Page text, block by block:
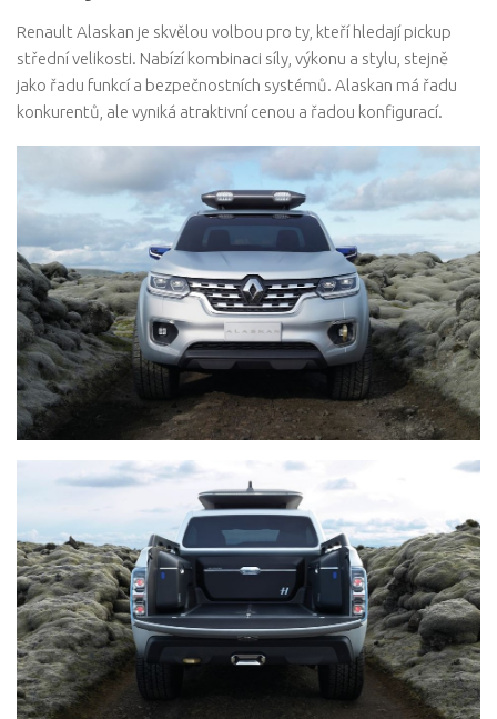
Renault Alaskan je skvělou volbou pro ty, kteří hledají pickup
střední velikosti. Nabízí kombinaci síly, výkonu a stylu, stejně
jako řadu funkcí a bezpečnostních systémů. Alaskan má řadu
konkurentů, ale vyniká atraktivní cenou a řadou konfigurací.